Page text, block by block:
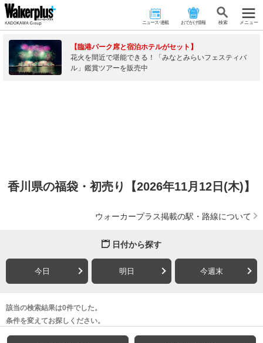
ニュース･連載 おでかけ情報 検 索 メニュー
【臨港パーク席と宿泊ホテルがセット】
花火を間近で堪能できる！「みなとみらいフェスティバ
ル」鑑賞ツアーを販売中
香川県の福袋・初売り【2026年11月12日(木)】
ウォーカープラス掲載の駅・路線について
日付から探す
今日 明日 今週末
該当の検索結果は0件でした。
条件を変えてお探しください。